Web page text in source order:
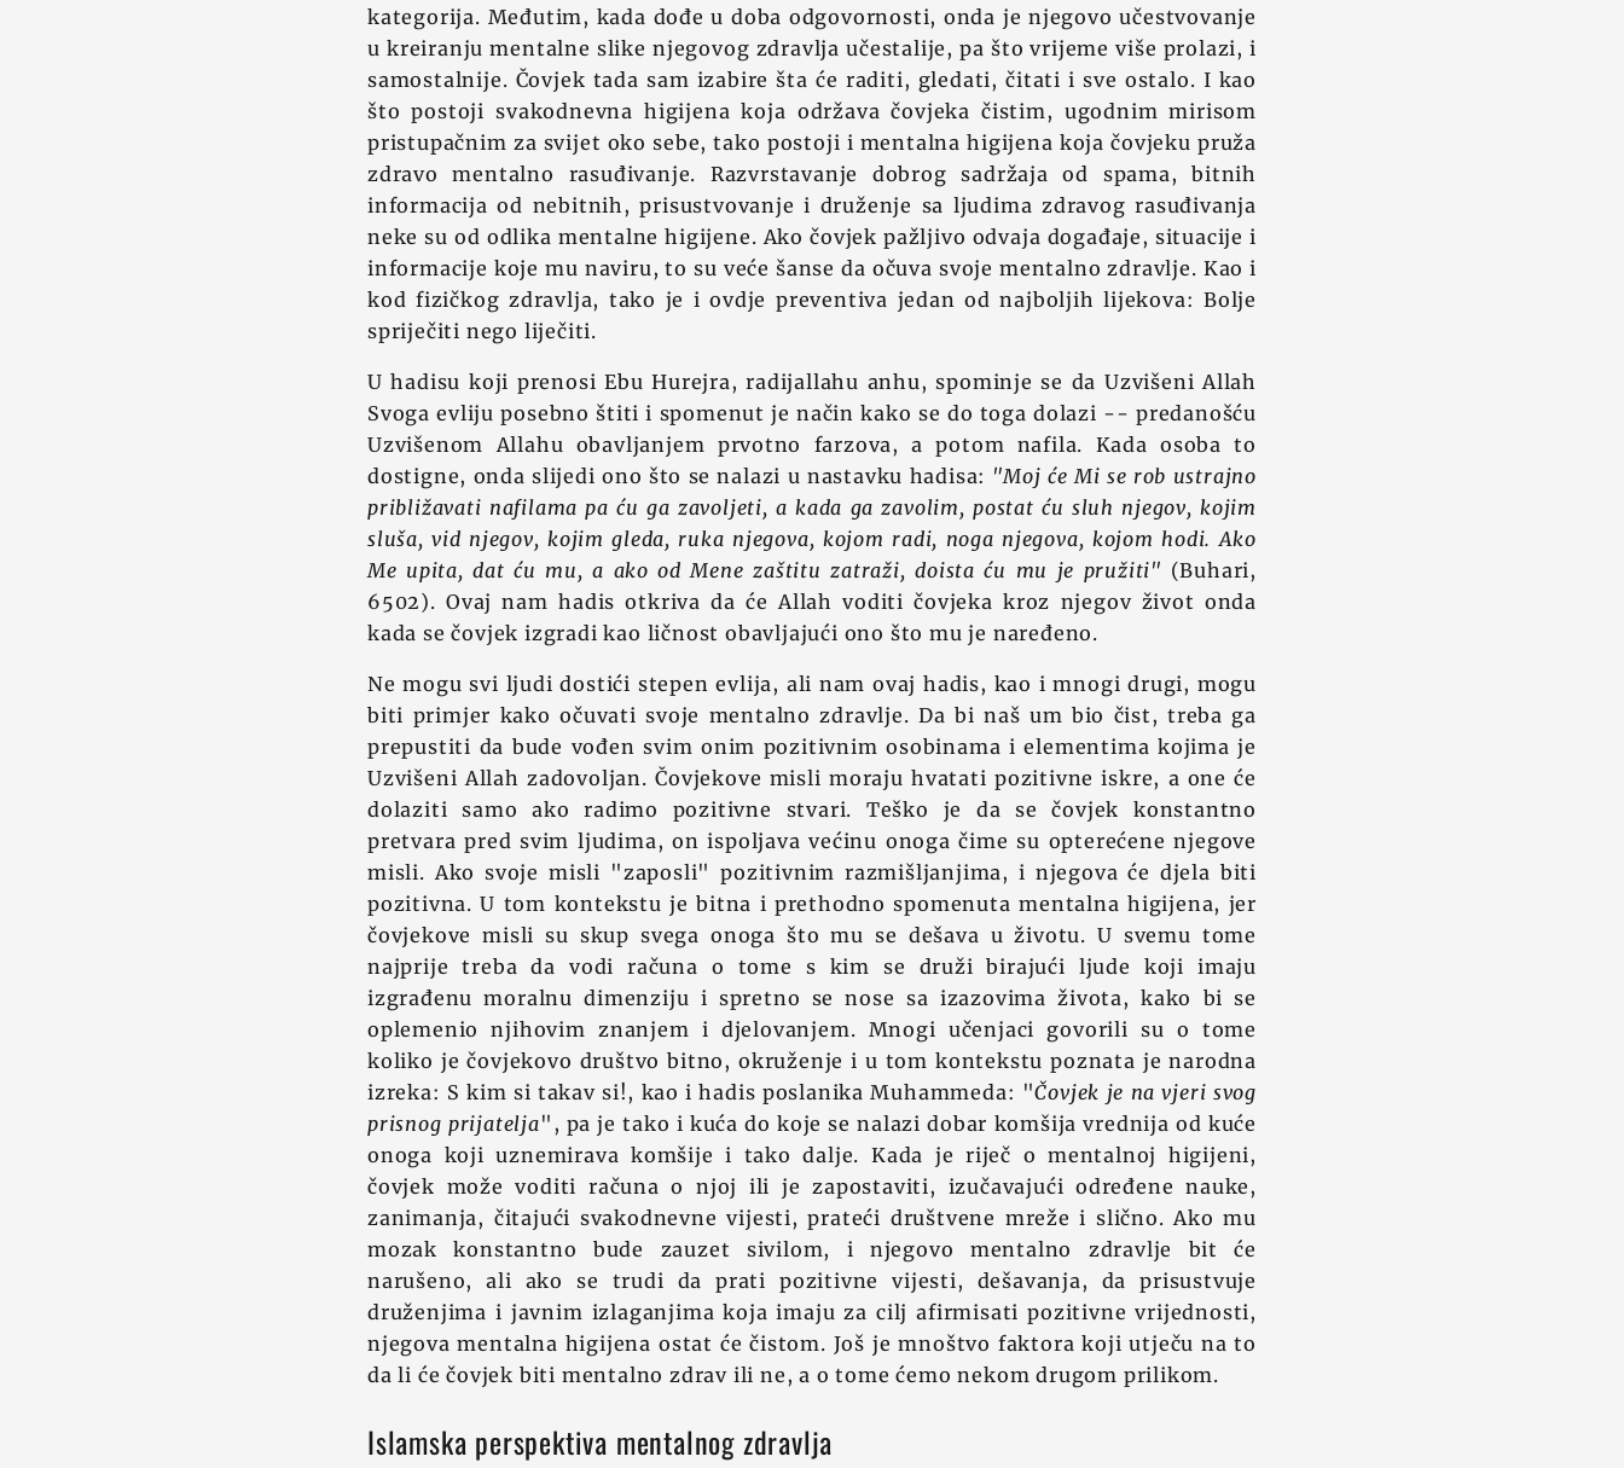
kategorija. Međutim, kada dođe u doba odgovornosti, onda je njegovo učestvovanje
u kreiranju mentalne slike njegovog zdravlja učestalije, pa što vrijeme više prolazi, i
samostalnije. Čovjek tada sam izabire šta će raditi, gledati, čitati i sve ostalo. I kao
što postoji svakodnevna higijena koja održava čovjeka čistim, ugodnim mirisom
pristupačnim za svijet oko sebe, tako postoji i mentalna higijena koja čovjeku pruža
zdravo mentalno rasuđivanje. Razvrstavanje dobrog sadržaja od spama, bitnih
informacija od nebitnih, prisustvovanje i druženje sa ljudima zdravog rasuđivanja
neke su od odlika mentalne higijene. Ako čovjek pažljivo odvaja događaje, situacije i
informacije koje mu naviru, to su veće šanse da očuva svoje mentalno zdravlje. Kao i
kod fizičkog zdravlja, tako je i ovdje preventiva jedan od najboljih lijekova: Bolje
spriječiti nego liječiti.
U hadisu koji prenosi Ebu Hurejra, radijallahu anhu, spominje se da Uzvišeni Allah
Svoga evliju posebno štiti i spomenut je način kako se do toga dolazi -- predanošću
Uzvišenom Allahu obavljanjem prvotno farzova, a potom nafila. Kada osoba to
dostigne, onda slijedi ono što se nalazi u nastavku hadisa: "Moj će Mi se rob ustrajno
približavati nafilama pa ću ga zavoljeti, a kada ga zavolim, postat ću sluh njegov, kojim
sluša, vid njegov, kojim gleda, ruka njegova, kojom radi, noga njegova, kojom hodi. Ako
Me upita, dat ću mu, a ako od Mene zaštitu zatraži, doista ću mu je pružiti" (Buhari,
6502). Ovaj nam hadis otkriva da će Allah voditi čovjeka kroz njegov život onda
kada se čovjek izgradi kao ličnost obavljajući ono što mu je naređeno.
Ne mogu svi ljudi dostići stepen evlija, ali nam ovaj hadis, kao i mnogi drugi, mogu
biti primjer kako očuvati svoje mentalno zdravlje. Da bi naš um bio čist, treba ga
prepustiti da bude vođen svim onim pozitivnim osobinama i elementima kojima je
Uzvišeni Allah zadovoljan. Čovjekove misli moraju hvatati pozitivne iskre, a one će
dolaziti samo ako radimo pozitivne stvari. Teško je da se čovjek konstantno
pretvara pred svim ljudima, on ispoljava većinu onoga čime su opterećene njegove
misli. Ako svoje misli "zaposli" pozitivnim razmišljanjima, i njegova će djela biti
pozitivna. U tom kontekstu je bitna i prethodno spomenuta mentalna higijena, jer
čovjekove misli su skup svega onoga što mu se dešava u životu. U svemu tome
najprije treba da vodi računa o tome s kim se druži birajući ljude koji imaju
izgrađenu moralnu dimenziju i spretno se nose sa izazovima života, kako bi se
oplemenio njihovim znanjem i djelovanjem. Mnogi učenjaci govorili su o tome
koliko je čovjekovo društvo bitno, okruženje i u tom kontekstu poznata je narodna
izreka: S kim si takav si!, kao i hadis poslanika Muhammeda: "Čovjek je na vjeri svog
prisnog prijatelja", pa je tako i kuća do koje se nalazi dobar komšija vrednija od kuće
onoga koji uznemirava komšije i tako dalje. Kada je riječ o mentalnoj higijeni,
čovjek može voditi računa o njoj ili je zapostaviti, izučavajući određene nauke,
zanimanja, čitajući svakodnevne vijesti, prateći društvene mreže i slično. Ako mu
mozak konstantno bude zauzet sivilom, i njegovo mentalno zdravlje bit će
narušeno, ali ako se trudi da prati pozitivne vijesti, dešavanja, da prisustvuje
druženjima i javnim izlaganjima koja imaju za cilj afirmisati pozitivne vrijednosti,
njegova mentalna higijena ostat će čistom. Još je mnoštvo faktora koji utječu na to
da li će čovjek biti mentalno zdrav ili ne, a o tome ćemo nekom drugom prilikom.
Islamska perspektiva mentalnog zdravlja